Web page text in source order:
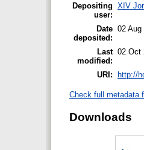
Depositing
user:
XIV
Date
deposited:
02 Aug
Last
modified:
02 Oct
URI: http://
Check full metadata
Downloads